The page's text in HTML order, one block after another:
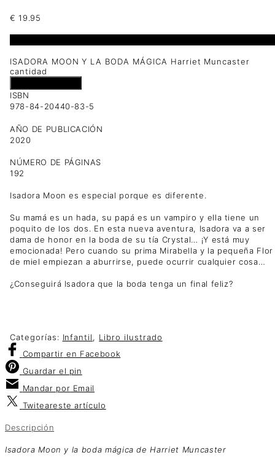
€ 19.95
ISADORA MOON Y LA BODA MÁGICA Harriet Muncaster
cantidad
ISBN
978-84-20440-83-5
AÑO DE PUBLICACIÓN
2020
NÚMERO DE PÁGINAS
192
Isadora Moon es especial porque es diferente.
Su mamá es un hada, su papá es un vampiro y ella tiene un
poquito de los dos. En esta nueva aventura, Isadora va a ser
dama de honor en la boda de su tía Crystal… ¡Y está muy
emocionada! Pero cuando su prima Mirabella y la pequeña Flor
de miel empiezan a aburrirse, puede ocurrir cualquier cosa…
¿Conseguirá Isadora que la boda tenga un final feliz?
Categorías: Infantil, Libro ilustrado
Compartir en Facebook
Guardar el pin
Mandar por Email
Twiteareste artículo
Descripción
Isadora Moon y la boda mágica de Harriet Muncaster